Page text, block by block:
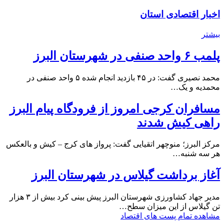
اخبار اقتصادی استان
بیشتر
پلمب ۶ واحد صنفی در شهرستان البرز
محمد نصیری گفت: در ۴۵ بازدید انجام شده ۵ واحد صنفی در
محمدیه و یک…
مسافران کرجی امروز از فرودگاه پیام البرز
راهی کیش شدند
مرکز البرز؛ منوچهر اتقیایی گفت: پرواز های کرج – کیش و بالعکس
هر سه شنبه…
آغاز برداشت گیلاس در شهرستان البرز
مدیر جهاد کشاورزی شهرستان البرز پیش بینی کرد بیش از ۳ هزار
تن گیلاس از این میزان سطح…
مشاهده تمام پست های اقتصاد